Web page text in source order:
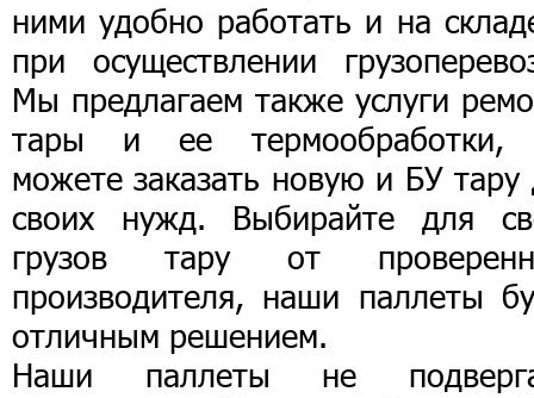
ними удобно работать и на
при осуществлении
Мы предлагаем также услуги
тары и ее
можете заказать новую и БУ тару
своих нужд. Выбирайте для
грузов тару от
производителя, наши паллеты
отличным решением.
Наши паллеты не